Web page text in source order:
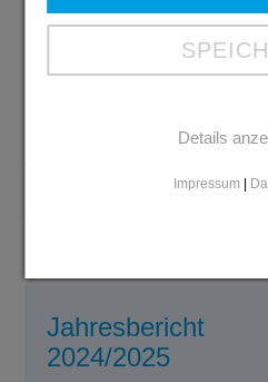
(Teamleitung Frühförderung
Schmutzler (Schatzmeister
Martina Busse (1. Vorsitzende
Stephan Dietrich (2.
Kinder und junge Menschen
Jahresbericht
2024/2025
Details
Impressum